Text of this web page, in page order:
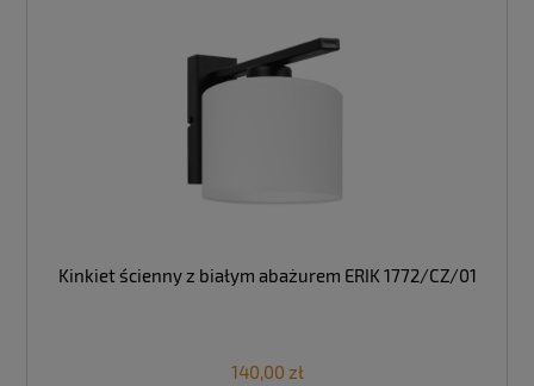
Kinkiet ścienny z białym abażurem ERIK 1772/CZ/01
140,00 zł